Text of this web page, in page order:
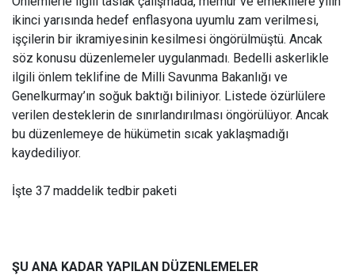
ikinci yarısında hedef enflasyona uyumlu zam verilmesi,
işçilerin bir ikramiyesinin kesilmesi öngörülmüştü. Ancak
söz konusu düzenlemeler uygulanmadı. Bedelli askerlikle
ilgili önlem teklifine de Milli Savunma Bakanlığı ve
Genelkurmay’ın soğuk baktığı biliniyor. Listede özürlülere
verilen desteklerin de sınırlandırılması öngörülüyor. Ancak
bu düzenlemeye de hükümetin sıcak yaklaşmadığı
kaydediliyor.
İşte 37 maddelik tedbir paketi
ŞU ANA KADAR YAPILAN DÜZENLEMELER